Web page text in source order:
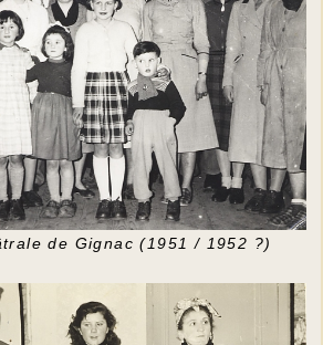
de Gignac (1951 / 1952 ?)